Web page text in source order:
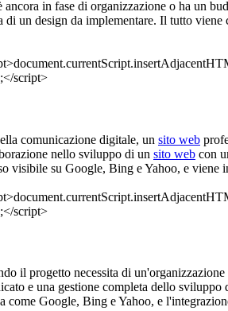
in fase di organizzazione o ha un
un design da implementare. Il tutto
comunicazione digitale, un sito web
nello sviluppo di un sito web con
visibile su Google, Bing e Yahoo, e viene
il progetto necessita di
e una gestione completa dello
come Google, Bing e Yahoo, e